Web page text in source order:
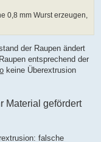
0,8 mm Wurst erzeugen,
der Raupen ändert
entsprechend der
keine Überextrusion
Material gefördert
falsche